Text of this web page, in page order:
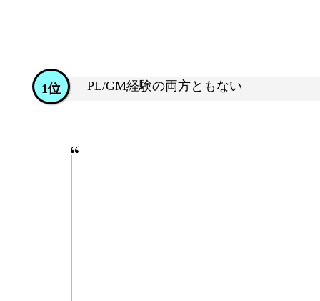
PL/GM経験の両方ともない
1位